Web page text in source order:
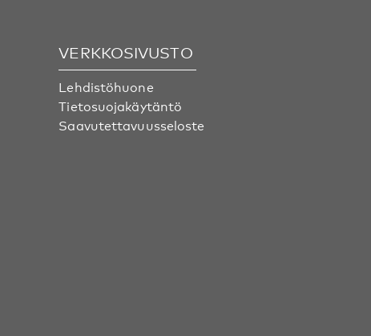
VERKKOSIVUSTO
Lehdistöhuone
Tietosuojakäytäntö
Saavutettavuusseloste